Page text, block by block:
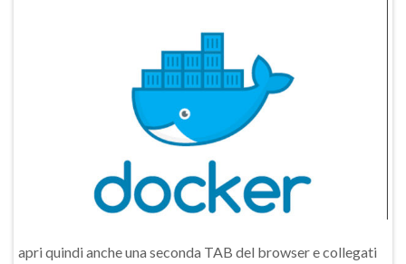
apri quindi anche una seconda TAB del browser e collegati